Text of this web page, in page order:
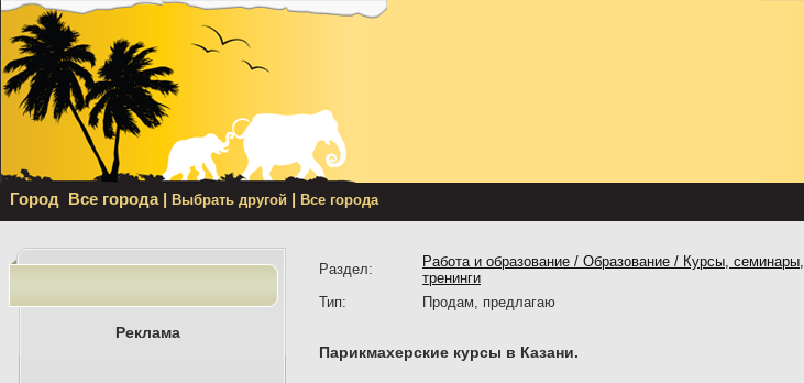
Город Все города | Выбрать другой | Все города
Реклама
Раздел:
Работа и образование / Образование / Курсы, семинары,
тренинги
Тип:
Продам, предлагаю
Парикмахерские курсы в Казани.